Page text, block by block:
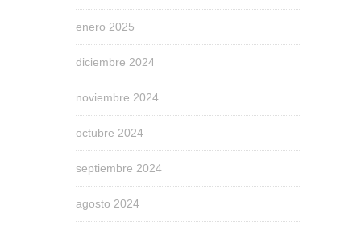
enero 2025
diciembre 2024
noviembre 2024
octubre 2024
septiembre 2024
agosto 2024